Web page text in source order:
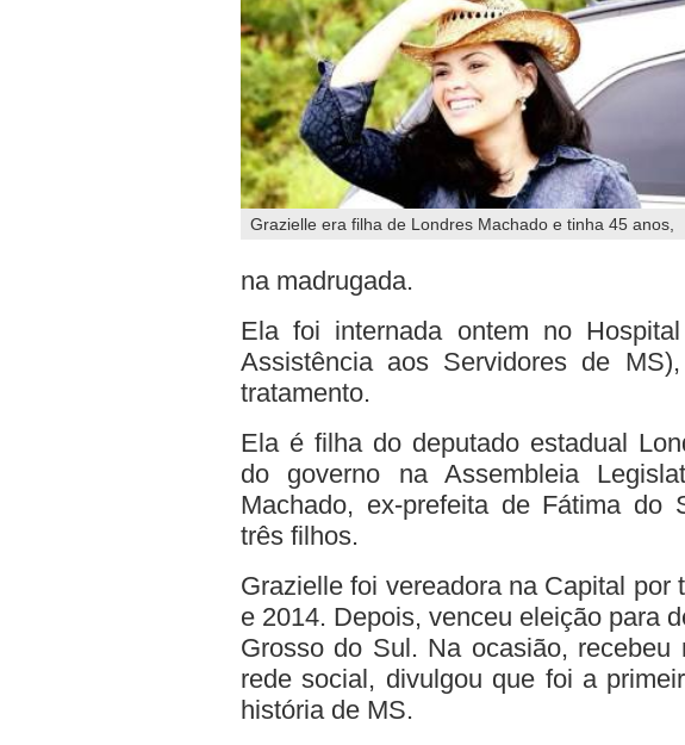
Grazielle era filha de Londres Machado e tinha 45 anos,
na madrugada.
Ela foi internada ontem no
Assistência aos Servidores de
tratamento.
Ela é filha do deputado estadual
do governo na Assembleia
Machado, ex-prefeita de Fátima do
três filhos.
Grazielle foi vereadora na Capital por
e 2014. Depois, venceu eleição para
Grosso do Sul. Na ocasião,
rede social, divulgou que foi a
história de MS.